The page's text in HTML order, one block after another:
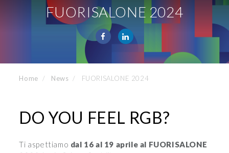
FUORISALONE 2024
Home News FUORISALONE 2024
DO YOU FEEL RGB?
Ti aspettiamo dal 16 al 19 aprile al FUORISALONE